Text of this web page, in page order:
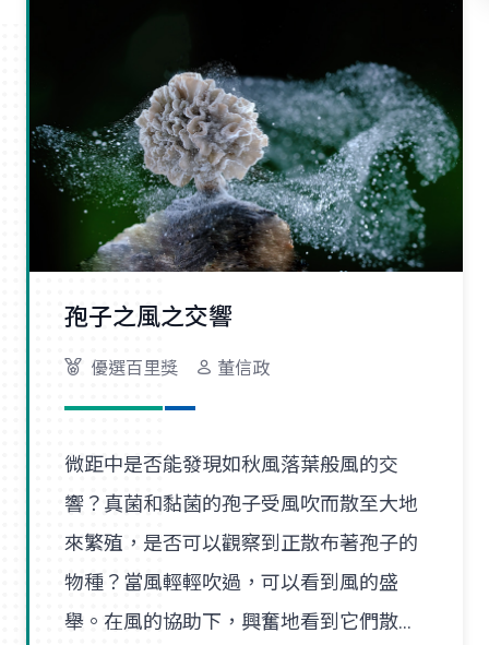
孢子之風之交響
優選百里獎 董信政
微距中是否能發現如秋風落葉般風的交
響？真菌和黏菌的孢子受風吹而散至大地
來繁殖，是否可以觀察到正散布著孢子的
物種？當風輕輕吹過，可以看到風的盛
舉。在風的協助下，興奮地看到它們散播